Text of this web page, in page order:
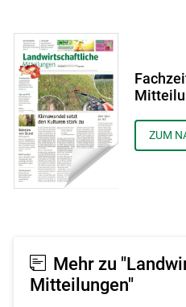
ZUM
Mehr zu
Mitteilungen"